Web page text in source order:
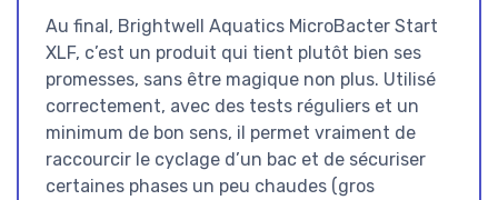
Au final, Brightwell Aquatics MicroBacter Start
XLF, c’est un produit qui tient plutôt bien ses
promesses, sans être magique non plus. Utilisé
correctement, avec des tests réguliers et un
minimum de bon sens, il permet vraiment de
raccourcir le cyclage d’un bac et de sécuriser
certaines phases un peu chaudes (gros